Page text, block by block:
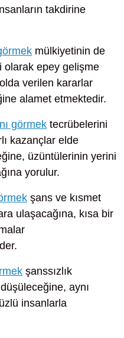
takdirine
mülkiyetinin de
olarak epey gelişme
verilen kararlar
alamet etmektedir.
görmek tecrübelerini
kazançlar elde
üzüntülerinin yerini
yorulur.
şans ve kısmet
ulaşacağına, kısa bir
şanssızlık
aynı
insanlarla